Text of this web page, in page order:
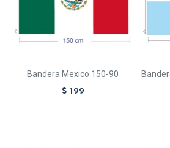
Bandera Mexico 150-90
$ 199